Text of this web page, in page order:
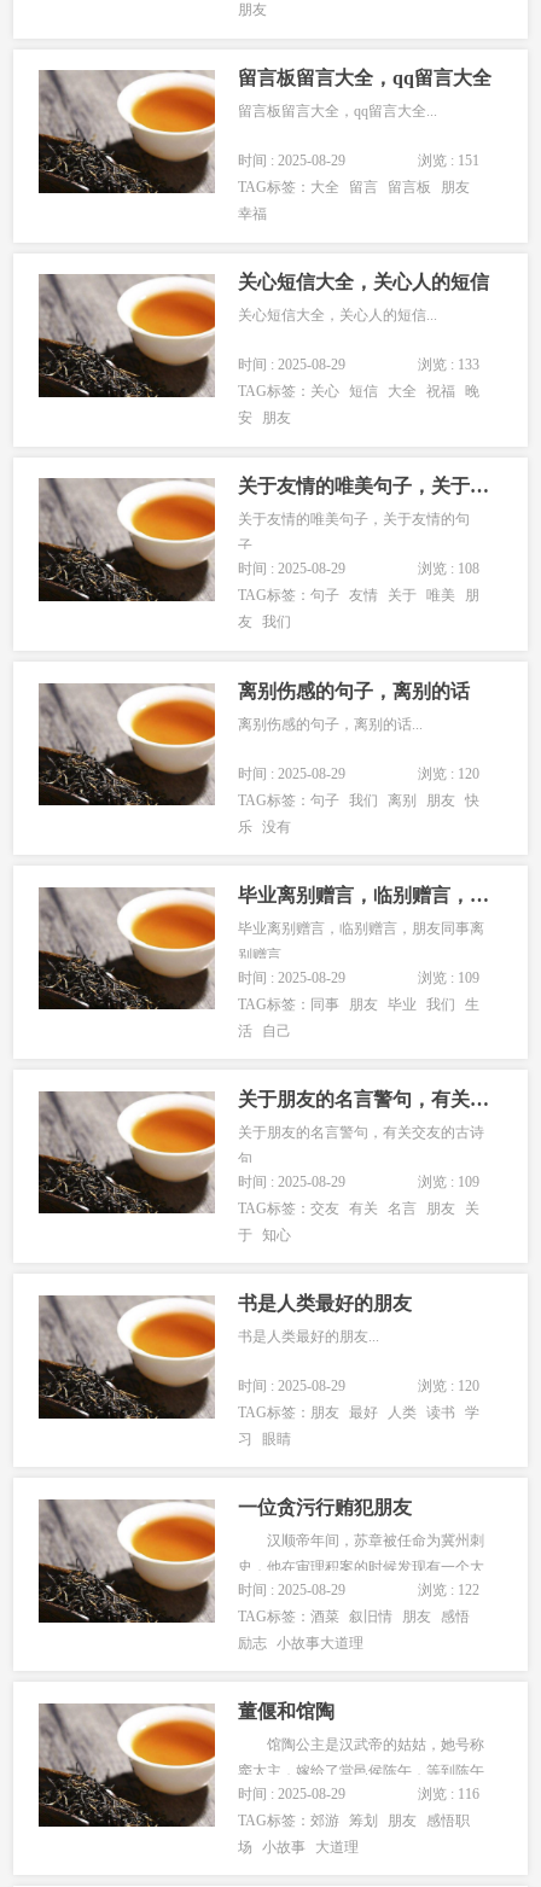
朋友
留言板留言大全，qq留言大全
留言板留言大全，qq留言大全...
时间 : 2025-08-29
浏览 : 151
TAG标签： 大全 留言 留言板
朋友
幸福
关心短信大全，关心人的短信
关心短信大全，关心人的短信...
时间 : 2025-08-29
浏览 : 133
TAG标签： 关心 短信 大全 祝福
晚
安
朋友
关于友情的唯美句子，关于友情的句子
关于友情的唯美句子，关于友情的句
子...
时间 : 2025-08-29
浏览 : 108
TAG标签：句子 友情 关于 唯美
朋
友
我们
离别伤感的句子，离别的话
离别伤感的句子，离别的话...
时间 : 2025-08-29
浏览 : 120
TAG标签：句子 我们 离别 朋友
快
乐 没有
毕业离别赠言，临别赠言，朋友同事离别赠言
毕业离别赠言，临别赠言，朋友同事离
别赠言...
时间 : 2025-08-29
浏览 : 109
TAG标签： 同事 朋友 毕业 我们
生
活
自己
关于朋友的名言警句，有关交友的古诗句
关于朋友的名言警句，有关交友的古诗
句...
时间 : 2025-08-29
浏览 : 109
TAG标签：交友 有关 名言 朋友
关
于 知心
书是人类最好的朋友
书是人类最好的朋友...
时间 : 2025-08-29
浏览 : 120
TAG标签： 朋友 最好 人类 读书
学
习
眼睛
一位贪污行贿犯朋友
汉顺帝年间，苏章被任命为冀州刺
史，他在审理积案的时候发现有一个大
贪污行贿犯清河太守，那正是他以前最
要好的朋友。 一天晚上，苏章备下
酒菜请来那位老朋友，两人一边喝酒一
时间 : 2025-08-29
浏览 : 122
TAG标签：酒菜 叙旧情 朋友
感悟
励志 小故事大道理
董偃和馆陶
馆陶公主是汉武帝的姑姑，她号称
窦太主，嫁给了堂邑侯陈午，等到陈午
死后，窦太主寡居，已经有五十多岁
了，却和董偃私通。 原来董偃和母
亲相依为命，靠卖珠维持生计，十三岁
时间 : 2025-08-29
浏览 : 116
TAG标签：郊游 筹划 朋友
感悟职
场
小故事 大道理